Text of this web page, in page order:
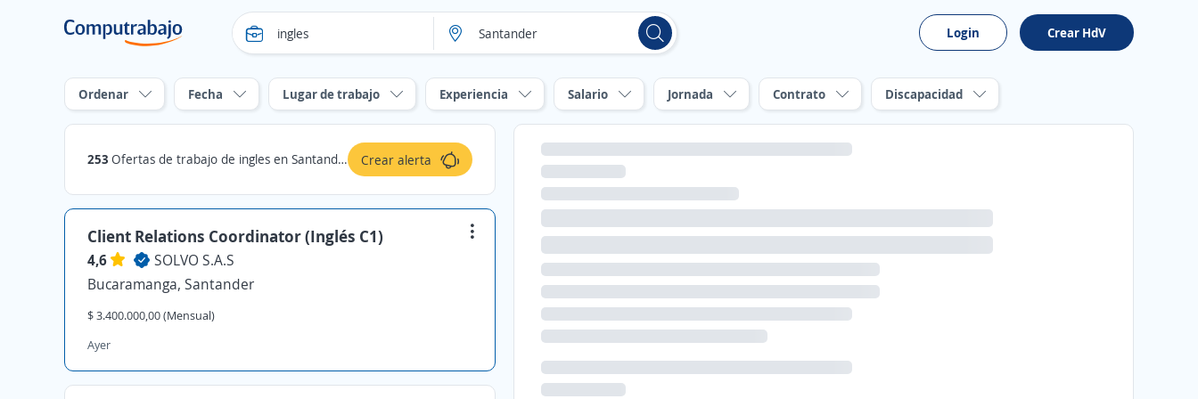
Login Crear HdV
Ordenar Fecha Lugar de trabajo Experiencia Salario Jornada Contrato Discapacidad
253 Ofertas de trabajo de ingles en Santander Crear alerta
Client Relations Coordinator (Inglés C1)
4,6
SOLVO S.A.S
Bucaramanga, Santander
$ 3.400.000,00 (Mensual)
Ayer